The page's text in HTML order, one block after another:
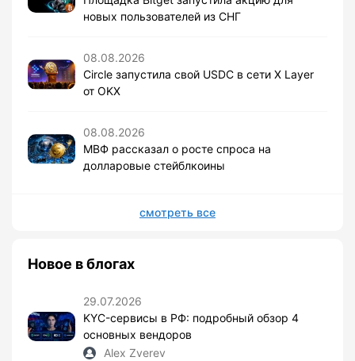
новых пользователей из СНГ
08.08.2026
Circle запустила свой USDC в сети X Layer
от OKX
08.08.2026
МВФ рассказал о росте спроса на
долларовые стейблкоины
смотреть все
Новое в блогах
29.07.2026
KYC-сервисы в РФ: подробный обзор 4
основных вендоров
Alex Zverev